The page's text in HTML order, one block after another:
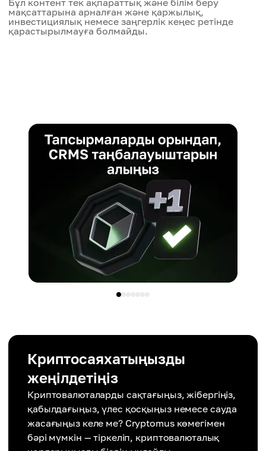
Бұл контент тек ақпараттық және білім беру
мақсаттарына арналған және қаржылық,
инвестициялық немесе заңгерлік кеңес ретінде
қарастырылмауға болмайды.
Криптосаяхатыңызды
жеңілдетіңіз
Криптовалюталарды сақтағыңыз, жібергіңіз,
қабылдағыңыз, үлес қосқыңыз немесе сауда
жасағыңыз келе ме? Cryptomus көмегімен
бәрі мүмкін — тіркеліп, криптовалюталық